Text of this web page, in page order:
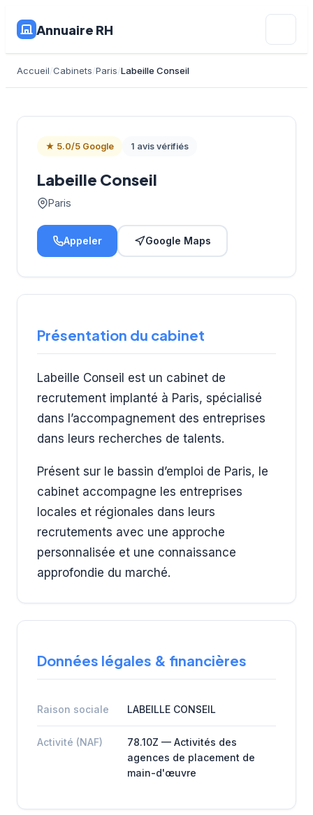
Annuaire RH
Accueil Cabinets Paris Labeille Conseil
★ 5.0/5 Google 1 avis vérifiés
Labeille Conseil
Paris
Appeler Google Maps
Présentation du cabinet
Labeille Conseil est un cabinet de
recrutement implanté à Paris, spécialisé
dans l’accompagnement des entreprises
dans leurs recherches de talents.
Présent sur le bassin d’emploi de Paris, le
cabinet accompagne les entreprises
locales et régionales dans leurs
recrutements avec une approche
personnalisée et une connaissance
approfondie du marché.
Données légales & financières
Raison sociale LABEILLE CONSEIL
Activité (NAF)
78.10Z — Activités des
agences de placement de
main-d'œuvre